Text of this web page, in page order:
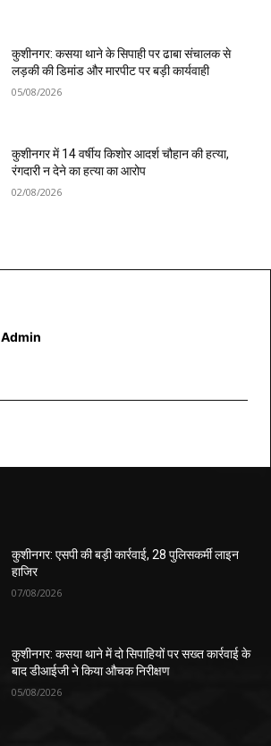
कुशीनगर: कसया थाने के सिपाही पर ढाबा संचालक से
लड़की की डिमांड और मारपीट पर बड़ी कार्यवाही
05/08/2026
कुशीनगर में 14 वर्षीय किशोर आदर्श चौहान की हत्या,
रंगदारी न देने का हत्या का आरोप
02/08/2026
Admin
कुशीनगर: एसपी की बड़ी कार्रवाई, 28 पुलिसकर्मी लाइन
हाजिर
07/08/2026
कुशीनगर: कसया थाने में दो सिपाहियों पर सख्त कार्रवाई के
बाद डीआईजी ने किया औचक निरीक्षण
05/08/2026